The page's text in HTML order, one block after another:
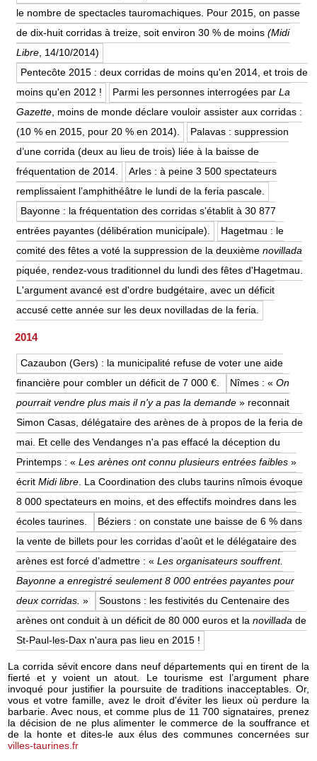
le nombre de spectacles tauromachiques. Pour 2015, on passe
de dix-huit corridas à treize, soit environ 30 % de moins (Midi
Libre, 14/10/2014)
Pentecôte 2015 : deux corridas de moins qu'en 2014, et trois de
moins qu'en 2012 !
Parmi les personnes interrogées par La
Gazette, moins de monde déclare vouloir assister aux corridas :
(10 % en 2015, pour 20 % en 2014).
Palavas : suppression
d’une corrida (deux au lieu de trois) liée à la baisse de
fréquentation de 2014.
Arles : à peine 3 500 spectateurs
remplissaient l’amphithéâtre le lundi de la feria pascale.
Bayonne : la fréquentation des corridas s’établit à 30 877
entrées payantes (délibération municipale).
Hagetmau : le
comité des fêtes a voté la suppression de la deuxièmenovillada
piquée, rendez-vous traditionnel du lundi des fêtes d'Hagetmau.
L'argument avancé est d'ordre budgétaire, avec un déficit
accusé cette année sur les deux novilladas de la feria.
2014
Cazaubon (Gers) : la municipalité refuse de voter une aide
financière pour combler un déficit de 7 000 €.
Nîmes : « On
pourrait vendre plus mais il n'y a pas la demande » reconnait
Simon Casas, délégataire des arènes de à propos de la feria de
mai. Et celle des Vendanges n'a pas effacé la déception du
Printemps : « Les arènes ont connu plusieurs entrées faibles »
écritMidi libre. La Coordination des clubs taurins nîmois évoque
8 000 spectateurs en moins, et des effectifs moindres dans les
écoles taurines.
Béziers : on constate une baisse de 6 % dans
la vente de billets pour les corridas d’août et le délégataire des
arènes est forcé d’admettre : «Les organisateurs souffrent.
Bayonne a enregistré seulement 8 000 entrées payantes pour
deux corridas. »
Soustons : les festivités du Centenaire des
arènes ont conduit à un déficit de 80 000 euros et lanovillada de
St-Paul-les-Dax n'aura pas lieu en 2015 !
La corrida sévit encore dans neuf départements qui en tirent de la
fierté et y voient un atout. Le tourisme est l’argument phare
invoqué pour justifier la poursuite de traditions inacceptables. Or,
vous et votre famille, avez le droit d'éviter les lieux où perdure la
barbarie. Avec nous, et comme plus de 11 700 signataires, prenez
la décision de ne plus alimenter le commerce de la souffrance et
de la honte et dites-le aux élus des communes concernées sur
villes-taurines.fr